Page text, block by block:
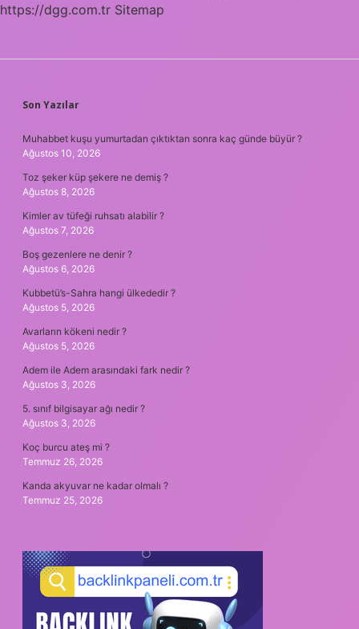
https://dgg.com.tr Sitemap
SIDEBAR
Son Yazılar
Muhabbet kuşu yumurtadan çıktıktan sonra kaç günde büyür ?
Ağustos 10, 2026
Toz şeker küp şekere ne demiş ?
Ağustos 8, 2026
Kimler av tüfeği ruhsatı alabilir ?
Ağustos 7, 2026
Boş gezenlere ne denir ?
Ağustos 6, 2026
Kubbetü’s-Sahra hangi ülkededir ?
Ağustos 5, 2026
Avarların kökeni nedir ?
Ağustos 5, 2026
Adem ile Adem arasındaki fark nedir ?
Ağustos 3, 2026
5. sınıf bilgisayar ağı nedir ?
Ağustos 3, 2026
Koç burcu ateş mi ?
Temmuz 26, 2026
Kanda akyuvar ne kadar olmalı ?
Temmuz 25, 2026